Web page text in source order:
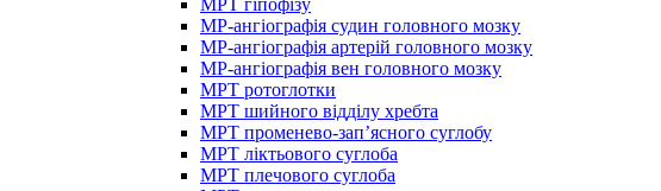
МРТ гіпофізу
МР-ангіографія судин головного мозку
МР-ангіографія артерій головного мозку
МР-ангіографія вен головного мозку
МРТ ротоглотки
МРТ шийного відділу хребта
МРТ променево-зап’ясного суглобу
МРТ ліктьового суглоба
МРТ плечового суглоба